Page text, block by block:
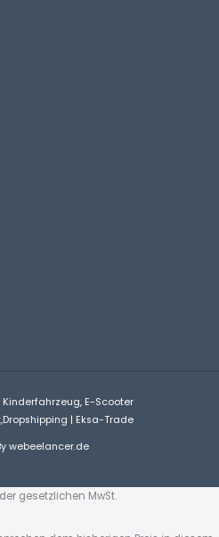
E-Scooter
| Eksa-Trade
webeelancer.de
gesetzlichen MwSt.